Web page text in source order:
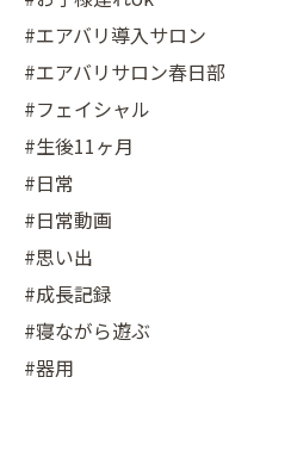
#エアバリ導入サロン
#エアバリサロン春日部
#フェイシャル
#生後11ヶ月
#日常
#日常動画
#思い出
#成長記録
#寝ながら遊ぶ
#器用